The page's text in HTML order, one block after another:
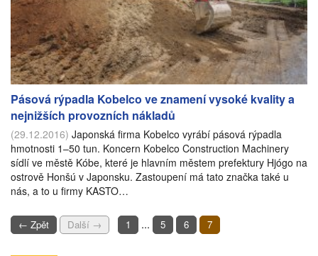
Pásová rýpadla Kobelco ve znamení vysoké kvality a
nejnižších provozních nákladů
(29.12.2016) Japonská firma Kobelco vyrábí pásová rýpadla
hmotnosti 1–50 tun. Koncern Kobelco Construction Machinery
sídlí ve městě Kóbe, které je hlavním městem prefektury Hjógo na
ostrově Honšú v Japonsku. Zastoupení má tato značka také u
nás, a to u firmy KASTO…
← Zpět Další → 1 ... 5 6 7